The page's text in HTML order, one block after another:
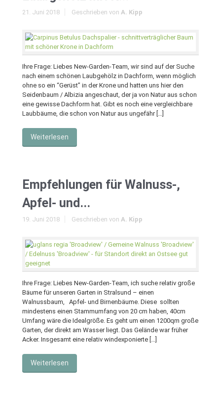
21. Juni 2018 Geschrieben von A. Kipp
Ihre Frage: Liebes New-Garden-Team, wir sind auf der Suche
nach einem schönen Laubgehölz in Dachform, wenn möglich
ohne so ein “Gerüst” in der Krone und hatten uns hier den
Seidenbaum / Albizia angeschaut, der ja von Natur aus schon
eine gewisse Dachform hat. Gibt es noch eine vergleichbare
Laubbäume, die schon von Natur aus ungefähr […]
Weiterlesen
Empfehlungen für Walnuss-,
Apfel- und...
19. Juni 2018 Geschrieben von A. Kipp
Ihre Frage: Liebes New-Garden-Team, ich suche relativ große
Bäume für unseren Garten in Stralsund – einen
Walnussbaum, Apfel- und Birnenbäume. Diese sollten
mindestens einen Stammumfang von 20 cm haben, 40cm
Umfang wäre die Idealgröße. Es geht um einen 1200qm große
Garten, der direkt am Wasser liegt. Das Gelände war früher
Acker. Insgesamt eine relativ windexponierte […]
Weiterlesen